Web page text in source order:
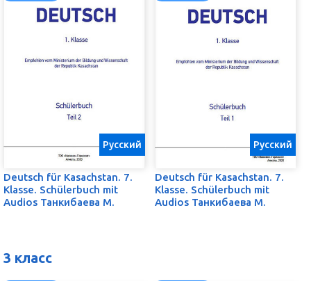
Deutsch für Kasachstan. 7.
Klasse. Schülerbuch mit
Audios Танкибаева М.
Русский
Deutsch für Kasachstan. 7.
Klasse. Schülerbuch mit
Audios Танкибаева М.
Русский
3 класс